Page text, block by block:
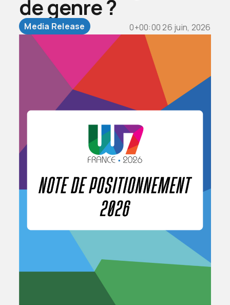
de genre ?
Media Release 0+00:00 26 juin, 2026